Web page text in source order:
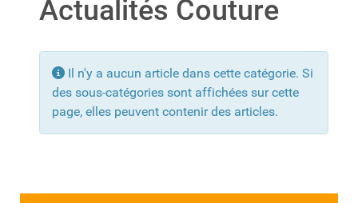
Actualités Couture
Info
Il n'y a aucun article dans cette catégorie. Si
des sous-catégories sont affichées sur cette
page, elles peuvent contenir des articles.